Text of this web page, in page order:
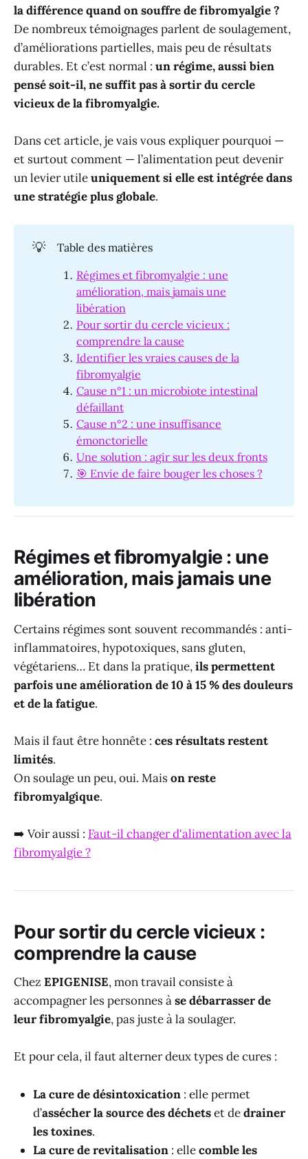
la différence quand on souffre de fibromyalgie ?
De nombreux témoignages parlent de soulagement,
d’améliorations partielles, mais peu de résultats
durables. Et c’est normal : un régime, aussi bien
pensé soit-il, ne suffit pas à sortir du cercle
vicieux de la fibromyalgie.
Dans cet article, je vais vous expliquer pourquoi —
et surtout comment — l’alimentation peut devenir
un levier utileuniquement si elle est intégrée dans
une stratégie plus globale.
💡 Table des matières
Régimes et fibromyalgie : une
amélioration, mais jamais une
libération
Pour sortir du cercle vicieux :
comprendre la cause
Identifier les vraies causes de la
fibromyalgie
Cause n°1 : un microbiote intestinal
défaillant
Cause n°2 : une insuffisance
émonctorielle
Une solution : agir sur les deux fronts
🎯 Envie de faire bouger les choses ?
Régimes et fibromyalgie : une
amélioration, mais jamais une
libération
Certains régimes sont souvent recommandés : anti-
inflammatoires, hypotoxiques, sans gluten,
végétariens… Et dans la pratique,ils permettent
parfois une amélioration de 10 à 15 % des douleurs
et de la fatigue.
Mais il faut être honnête : ces résultats restent
limités.
On soulage un peu, oui. Maison reste
fibromyalgique.
➡️ Voir aussi : Faut-il changer d'alimentation avec la
fibromyalgie ?
Pour sortir du cercle vicieux :
comprendre la cause
Chez EPIGENISE, mon travail consiste à
accompagner les personnes àse débarrasser de
leur fibromyalgie, pas juste à la soulager.
Et pour cela, il faut alterner deux types de cures :
La cure de désintoxication : elle permet
d’assécher la source des déchetset dedrainer
les toxines.
La cure de revitalisation : ellecomble les